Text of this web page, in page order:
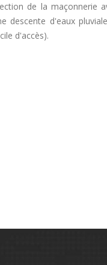
de la maçonnerie
descente d'eaux
d'accès).